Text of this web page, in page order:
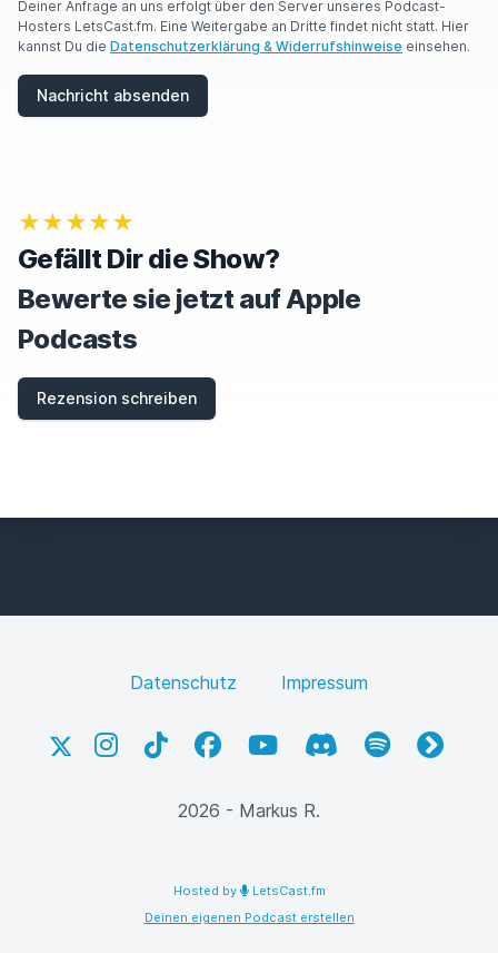
A
H
U
R
E
T
H
I
S
F
E
Deiner Anfrage an uns erfolgt über den Server unseres Podcast-
Hosters LetsCast.fm. Eine Weitergabe an Dritte findet nicht statt. Hier
kannst Du die Datenschutzerklärung & Widerrufshinweise einsehen.
Nachricht absenden
★★★★★
Gefällt Dir die Show?
Bewerte sie jetzt auf Apple
Podcasts
Rezension schreiben
Datenschutz Impressum
X InstagramTikTokFacebookYouTubeDiscordSpotifyfyyd
2026 - Markus R.
Hosted by
LetsCast.fm
Deinen eigenen Podcast erstellen